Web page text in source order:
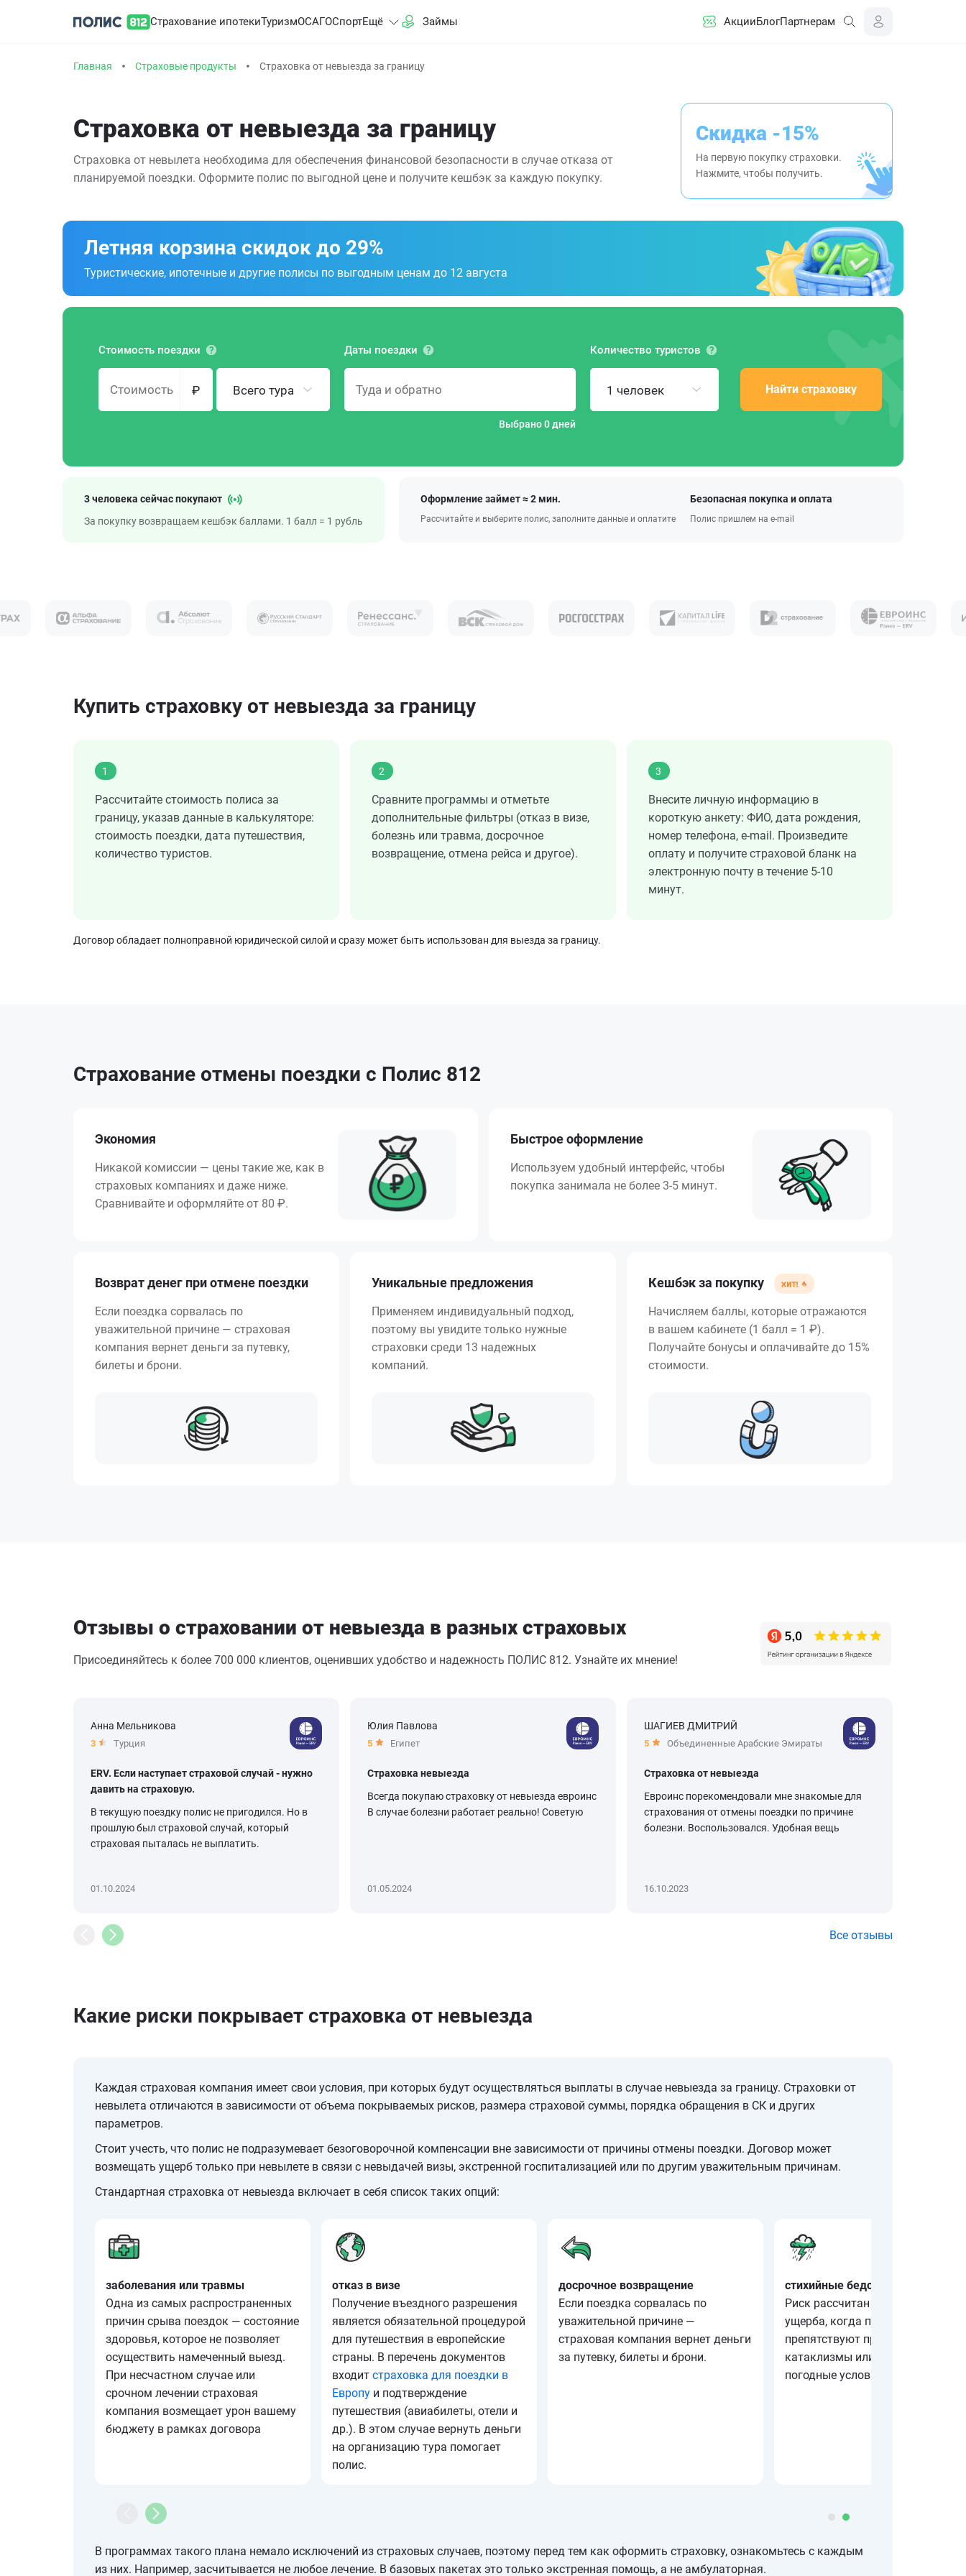
Страхование ипотекиТуризмОСАГОСпортЕщё Займы АкцииБлогПартнерам
Главная Страховые продукты Страховка от невыезда за границу
Страховка от невыезда за границу
Страховка от невылета необходима для обеспечения финансовой безопасности в случае отказа от
планируемой поездки. Оформите полис по выгодной цене и получите кешбэк за каждую покупку.
Скидка -15%
На первую покупку страховки.
Нажмите, чтобы получить.
Летняя корзина скидок до 29%
Туристические, ипотечные и другие полисы по выгодным ценам до 12 августа
Стоимость поездки
₽ Всего тура
Даты поездки
Выбрано 0 дней
Количество туристов
1 человек Найти страховку
3 человека сейчас покупают
За покупку возвращаем кешбэк баллами. 1 балл = 1 рубль
Оформление займет ≈ 2 мин.
Рассчитайте и выберите полис, заполните данные и оплатите
Безопасная покупка и оплата
Полис пришлем на e-mail
Купить страховку от невыезда за границу
1
Рассчитайте стоимость полиса за
границу, указав данные в калькуляторе:
стоимость поездки, дата путешествия,
количество туристов.
2
Сравните программы и отметьте
дополнительные фильтры (отказ в визе,
болезнь или травма, досрочное
возвращение, отмена рейса и другое).
3
Внесите личную информацию в
короткую анкету: ФИО, дата рождения,
номер телефона, e-mail. Произведите
оплату и получите страховой бланк на
электронную почту в течение 5-10
минут.
Договор обладает полноправной юридической силой и сразу может быть использован для выезда за границу.
Страхование отмены поездки с Полис 812
Экономия
Никакой комиссии — цены такие же, как в
страховых компаниях и даже ниже.
Сравнивайте и оформляйте от 80 ₽.
Быстрое оформление
Используем удобный интерфейс, чтобы
покупка занимала не более 3-5 минут.
Возврат денег при отмене поездки
Если поездка сорвалась по
уважительной причине — страховая
компания вернет деньги за путевку,
билеты и брони.
Уникальные предложения
Применяем индивидуальный подход,
поэтому вы увидите только нужные
страховки среди 13 надежных
компаний.
Кешбэк за покупку
Начисляем баллы, которые отражаются
в вашем кабинете (1 балл = 1 ₽).
Получайте бонусы и оплачивайте до 15%
стоимости.
Отзывы о страховании от невыезда в разных страховых
Присоединяйтесь к более 700 000 клиентов, оценивших удобство и надежность ПОЛИС 812. Узнайте их мнение!
Анна Мельникова
3 Турция
ERV. Если наступает страховой случай - нужно
давить на страховую.
В текущую поездку полис не пригодился. Но в
прошлую был страховой случай, который
страховая пыталась не выплатить.
01.10.2024
Юлия Павлова
5 Египет
Страховка невыезда
Всегда покупаю страховку от невыезда евроинс
В случае болезни работает реально! Советую
01.05.2024
ШАГИЕВ ДМИТРИЙ
5 Объединенные Арабские Эмираты
Страховка от невыезда
Евроинс порекомендовали мне знакомые для
страхования от отмены поездки по причине
болезни. Воспользовался. Удобная вещь
16.10.2023
Все отзывы
Какие риски покрывает страховка от невыезда
Каждая страховая компания имеет свои условия, при которых будут осуществляться выплаты в случае невыезда за границу. Страховки от
невылета отличаются в зависимости от объема покрываемых рисков, размера страховой суммы, порядка обращения в СК и других
параметров.
Стоит учесть, что полис не подразумевает безоговорочной компенсации вне зависимости от причины отмены поездки. Договор может
возмещать ущерб только при невылете в связи с невыдачей визы, экстренной госпитализацией или по другим уважительным причинам.
Стандартная страховка от невыезда включает в себя список таких опций:
заболевания или травмы
Одна из самых распространенных
причин срыва поездок — состояние
здоровья, которое не позволяет
осуществить намеченный выезд.
При несчастном случае или
срочном лечении страховая
компания возмещает урон вашему
бюджету в рамках договора
отказ в визе
Получение въездного разрешения
является обязательной процедурой
для путешествия в европейские
страны. В перечень документов
входит страховка для поездки в
Европу и подтверждение
путешествия (авиабилеты, отели и
др.). В этом случае вернуть деньги
на организацию тура помогает
полис.
досрочное возвращение
Если поездка сорвалась по
уважительной причине —
страховая компания вернет деньги
за путевку, билеты и брони.
стихийные бедствия
Риск рассчитан на возмещение
ущерба, когда поездке
препятствуют природные
катаклизмы или сложные
погодные условия.
В программах такого плана немало исключений из страховых случаев, поэтому перед тем как оформить страховку, ознакомьтесь с каждым
из них. Например, засчитывается не любое лечение. В базовых пакетах это только экстренная помощь, а не амбулаторная.